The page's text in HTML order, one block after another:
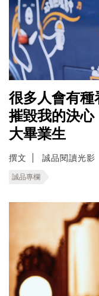
很多人會有種
摧毀我的決心
大畢業生
撰文 誠品閱讀光影
誠品專欄